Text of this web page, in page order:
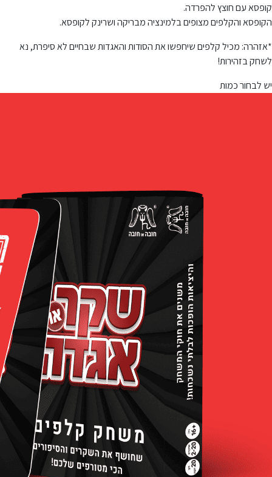
קופסא עם חוצץ להפרדה.
הקופסא והקלפים מצופים בלמינציה מבריקה ושרינק לקופסא.
*אזהרה: מכיל קלפים שיחפשו את הסודות והאגדות שבחיים לא סיפרת, נא
לשחק בזהירות!
יש לבחור כמות